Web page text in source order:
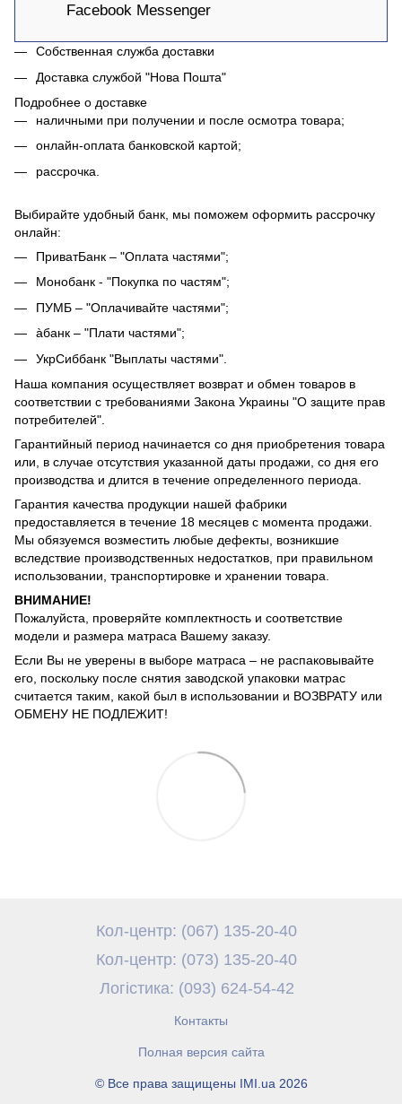
Facebook Messenger
Собственная служба доставки
Доставка службой "Нова Пошта"
Подробнее о доставке
наличными при получении и после осмотра товара;
онлайн-оплата банковской картой;
рассрочка.
Выбирайте удобный банк, мы поможем оформить рассрочку
онлайн:
ПриватБанк – "Оплата частями";
Монобанк - "Покупка по частям";
ПУМБ – "Оплачивайте частями";
àбанк – "Плати частями";
УкрСиббанк "Выплаты частями".
Наша компания осуществляет возврат и обмен товаров в
соответствии с требованиями Закона Украины "О защите прав
потребителей".
Гарантийный период начинается со дня приобретения товара
или, в случае отсутствия указанной даты продажи, со дня его
производства и длится в течение определенного периода.
Гарантия качества продукции нашей фабрики
предоставляется в течение 18 месяцев с момента продажи.
Мы обязуемся возместить любые дефекты, возникшие
вследствие производственных недостатков, при правильном
использовании, транспортировке и хранении товара.
ВНИМАНИЕ!
Пожалуйста, проверяйте комплектность и соответствие
модели и размера матраса Вашему заказу.
Если Вы не уверены в выборе матраса – не распаковывайте
его, поскольку после снятия заводской упаковки матрас
считается таким, какой был в использовании и ВОЗВРАТУ или
ОБМЕНУ НЕ ПОДЛЕЖИТ!
Кол-центр: (067) 135-20-40
Кол-центр: (073) 135-20-40
Логістика: (093) 624-54-42
Контакты
Полная версия сайта
© Все права защищены IMI.ua 2026